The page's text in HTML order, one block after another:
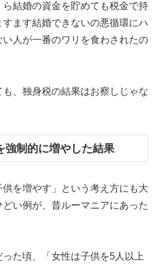
結婚の資金を貯めても税金で持
ます結婚できないの悪循環にハ
人が一番のワリを食わされたの
、独身税の結果はお察しじゃな
強制的に増やした結果
を増やす」という考え方にも大
い例が、昔ルーマニアにあった
た頃、「女性は子供を5人以上